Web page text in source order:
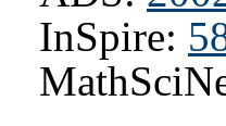
InSpire: